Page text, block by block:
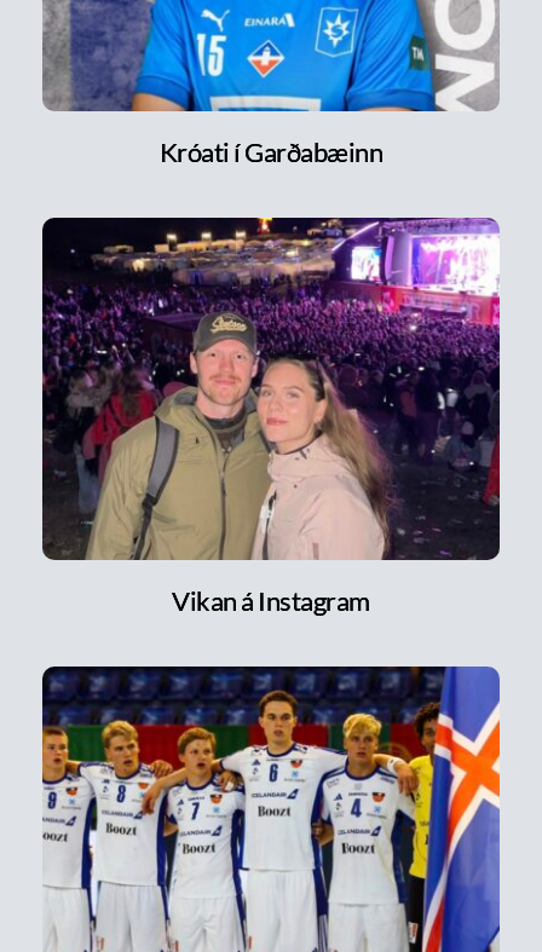
Króati í Garðabæinn
Vikan á Instagram